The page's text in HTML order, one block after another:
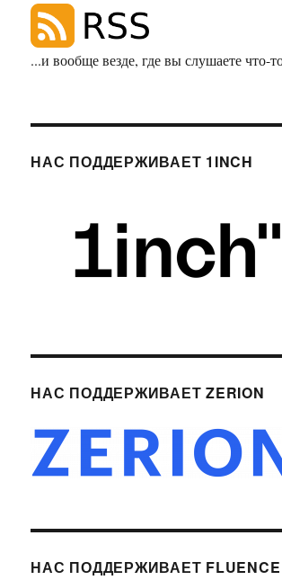
...и вообще везде, где вы слушаете что-
НАС ПОДДЕРЖИВАЕТ 1INCH
НАС ПОДДЕРЖИВАЕТ ZERION
НАС ПОДДЕРЖИВАЕТ FLUENCE